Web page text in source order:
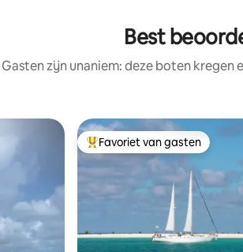
Best
Gasten zijn unaniem: deze boten kregen
Topfavoriet van gasten
Favoriet van gasten